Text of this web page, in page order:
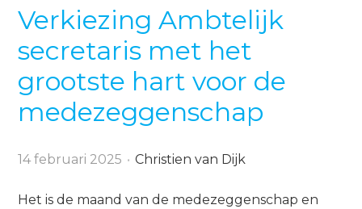
p
t
o
a
v
Verkiezing Ambtelijk
secretaris met het
grootste hart voor de
medezeggenschap
14 februari 2025 Christien van Dijk
Het is de maand van de medezeggenschap en
Zoeken
Contact